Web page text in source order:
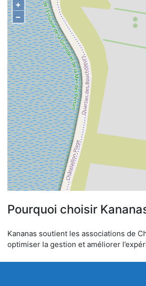
+
−
Pourquoi choisir
Kananas soutient les associations de
optimiser la gestion et améliorer